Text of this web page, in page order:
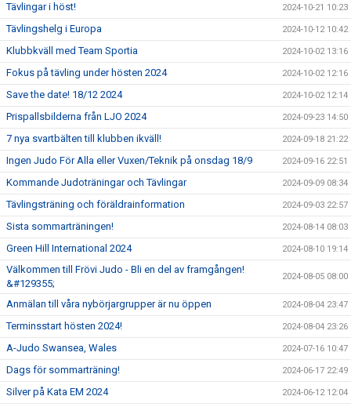
Tävlingar i höst! 2024-10-21 10:23
Tävlingshelg i Europa 2024-10-12 10:42
Klubbkväll med Team Sportia 2024-10-02 13:16
Fokus på tävling under hösten 2024 2024-10-02 12:16
Save the date! 18/12 2024 2024-10-02 12:14
Prispallsbilderna från LJO 2024 2024-09-23 14:50
7 nya svartbälten till klubben ikväll! 2024-09-18 21:22
Ingen Judo För Alla eller Vuxen/Teknik på onsdag 18/9 2024-09-16 22:51
Kommande Judoträningar och Tävlingar 2024-09-09 08:34
Tävlingsträning och föräldrainformation 2024-09-03 22:57
Sista sommarträningen! 2024-08-14 08:03
Green Hill International 2024 2024-08-10 19:14
Välkommen till Frövi Judo - Bli en del av framgången!
&#129355;
2024-08-05 08:00
Anmälan till våra nybörjargrupper är nu öppen 2024-08-04 23:47
Terminsstart hösten 2024! 2024-08-04 23:26
A-Judo Swansea, Wales 2024-07-16 10:47
Dags för sommarträning! 2024-06-17 22:49
Silver på Kata EM 2024 2024-06-12 12:04